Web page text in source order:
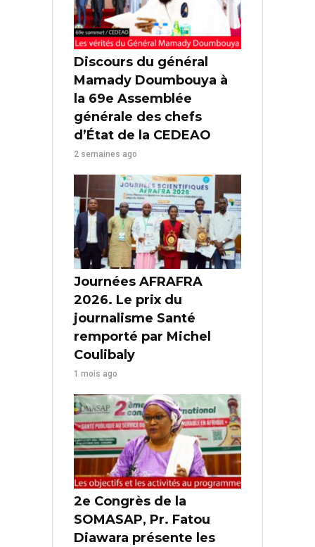
Discours du général
Mamady Doumbouya à
la 69e Assemblée
générale des chefs
d’État de la CEDEAO
2 semaines ago
Journées AFRAFRA
2026. Le prix du
journalisme Santé
remporté par Michel
Coulibaly
1 mois ago
2e Congrès de la
SOMASAP, Pr. Fatou
Diawara présente les